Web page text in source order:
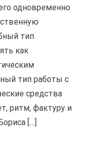
одновременно
тип
как
тип работы с
средства
ритм, фактуру и
[…]